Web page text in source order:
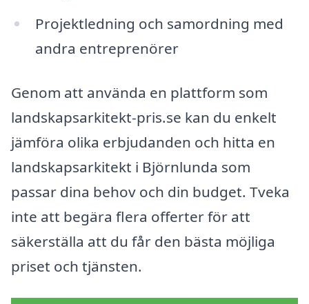
Projektledning och samordning med
andra entreprenörer
Genom att använda en plattform som
landskapsarkitekt-pris.se kan du enkelt
jämföra olika erbjudanden och hitta en
landskapsarkitekt i Björnlunda som
passar dina behov och din budget. Tveka
inte att begära flera offerter för att
säkerställa att du får den bästa möjliga
priset och tjänsten.